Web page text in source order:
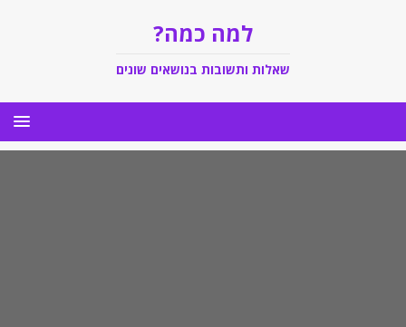
למה כמה?
שאלות ותשובות בנושאים שונים